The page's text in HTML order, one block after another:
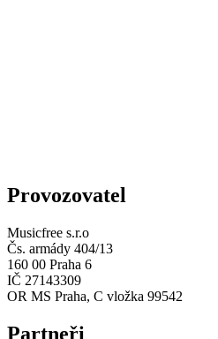
Provozovatel
Musicfree s.r.o
Čs. armády 404/13
160 00 Praha 6
IČ 27143309
OR MS Praha, C vložka 99542
Partneři